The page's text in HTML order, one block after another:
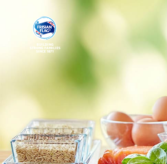
BUILDING
STRONG FAMILIES
SINCE 1871